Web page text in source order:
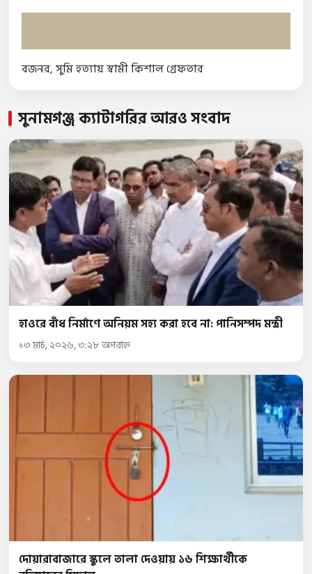
বজনর,সুমি হত্যায় স্বামী কিশাল গ্রেফতার
সুনামগঞ্জ ক্যাটাগরির আরও সংবাদ
হাওরে বাঁধ নির্মাণে অনিয়ম সহ্য করা হবে না: পানিসম্পদ মন্ত্রী
১৩ মার্চ, ২০২৬, ৩:২৮ অপরাহ্ন
দোয়ারাবাজারে স্কুলে তালা দেওয়ায় ১৬ শিক্ষার্থীকে